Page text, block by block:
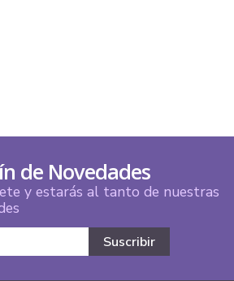
de Novedades
y estarás al tanto de nuestras